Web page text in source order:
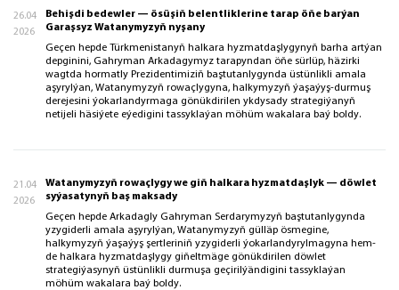
26.04
2026
Behişdi bedewler — ösüşiň belentliklerine tarap öňe barýan
Garaşsyz Watanymyzyň nyşany
Geçen hepde Türkmenistanyň halkara hyzmatdaşlygynyň barha artýan
depginini, Gahryman Arkadagymyz tarapyndan öňe sürlüp, häzirki
wagtda hormatly Prezidentimiziň baştutanlygynda üstünlikli amala
aşyrylýan, Watanymyzyň rowaçlygyna, halkymyzyň ýaşaýyş-durmuş
derejesini ýokarlandyrmaga gönükdirilen ykdysady strategiýanyň
netijeli häsiýete eýedigini tassyklaýan möhüm wakalara baý boldy.
21.04
2026
Watanymyzyň rowaçlygy we giň halkara hyzmatdaşlyk — döwlet
syýasatynyň baş maksady
Geçen hepde Arkadagly Gahryman Serdarymyzyň baştutanlygynda
yzygiderli amala aşyrylýan, Watanymyzyň gülläp ösmegine,
halkymyzyň ýaşaýyş şertleriniň yzygiderli ýokarlandyrylmagyna hem-
de halkara hyzmatdaşlygy giňeltmäge gönükdirilen döwlet
strategiýasynyň üstünlikli durmuşa geçirilýändigini tassyklaýan
möhüm wakalara baý boldy.